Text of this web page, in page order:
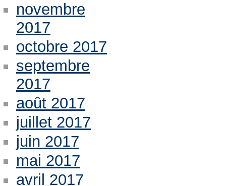
novembre
2017
octobre 2017
septembre
2017
août 2017
juillet 2017
juin 2017
mai 2017
avril 2017